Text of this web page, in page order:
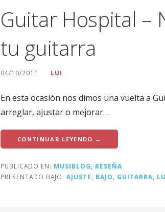
Guitar Hospital –
tu guitarra
04/10/2011 LUI
En esta ocasión nos dimos una vuelta a
arreglar, ajustar o mejorar…
CONTINUAR LEYENDO →
PUBLICADO EN: MUSIBLOG
RESEÑA
PRESENTADO BAJO: AJUSTE BAJO GUITARRA